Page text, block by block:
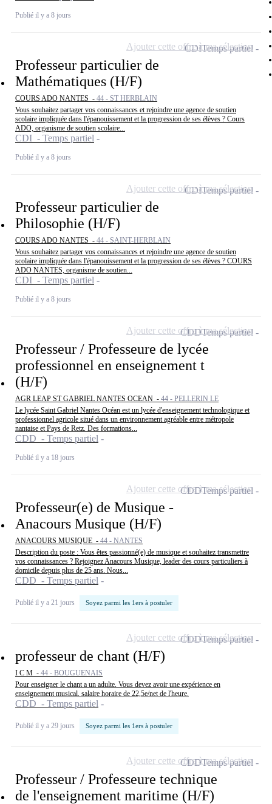
Publié il y a 8 jours
Professeur particulier de
Mathématiques (H/F)
COURS ADO NANTES - 44 - ST HERBLAIN
Vous souhaitez partager vos connaissances et rejoindre une agence de soutien
scolaire impliquée dans l'épanouissement et la progression de ses élèves ? Cours
ADO, organisme de soutien scolaire...
CDI - Temps partiel
Publié il y a 8 jours
CDITemps partiel
Ajouter cette offre à ma sélection
Professeur particulier de
Philosophie (H/F)
COURS ADO NANTES - 44 - SAINT-HERBLAIN
Vous souhaitez partager vos connaissances et rejoindre une agence de soutien
scolaire impliquée dans l'épanouissement et la progression de ses élèves ? COURS
ADO NANTES, organisme de soutien...
CDI - Temps partiel
Publié il y a 8 jours
CDITemps partiel
Ajouter cette offre à ma sélection
Professeur / Professeure de lycée
professionnel en enseignement t
(H/F)
AGR LEAP ST GABRIEL NANTES OCEAN - 44 - PELLERIN LE
Le lycée Saint Gabriel Nantes Océan est un lycée d'enseignement technologique et
professionnel agricole situé dans un environnement agréable entre métropole
nantaise et Pays de Retz. Des formations...
CDD - Temps partiel
Publié il y a 18 jours
CDDTemps partiel
Ajouter cette offre à ma sélection
Professeur(e) de Musique -
Anacours Musique (H/F)
ANACOURS MUSIQUE - 44 - NANTES
Description du poste : Vous êtes passionné(e) de musique et souhaitez transmettre
vos connaissances ? Rejoignez Anacours Musique, leader des cours particuliers à
domicile depuis plus de 25 ans. Nous...
CDD - Temps partiel
Publié il y a 21 jours Soyez parmi les 1ers à postuler
CDDTemps partiel
Ajouter cette offre à ma sélection
professeur de chant (H/F)
I C M - 44 - BOUGUENAIS
Pour enseigner le chant a un adulte. Vous devez avoir une expérience en
enseignement musical. salaire horaire de 22,5e/net de l'heure.
CDD - Temps partiel
Publié il y a 29 jours Soyez parmi les 1ers à postuler
CDDTemps partiel
Ajouter cette offre à ma sélection
Professeur / Professeure technique
de l'enseignement maritime (H/F)
CDDTemps partiel
Ajouter cette offre à ma sélection